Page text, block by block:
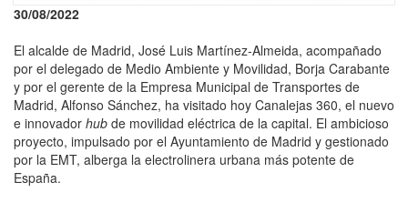
30/08/2022
El alcalde de Madrid, José Luis Martínez-Almeida, acompañado
por el delegado de Medio Ambiente y Movilidad, Borja Carabante
y por el gerente de la Empresa Municipal de Transportes de
Madrid, Alfonso Sánchez, ha visitado hoy Canalejas 360, el nuevo
e innovador hub de movilidad eléctrica de la capital. El ambicioso
proyecto, impulsado por el Ayuntamiento de Madrid y gestionado
por la EMT, alberga la electrolinera urbana más potente de
España.